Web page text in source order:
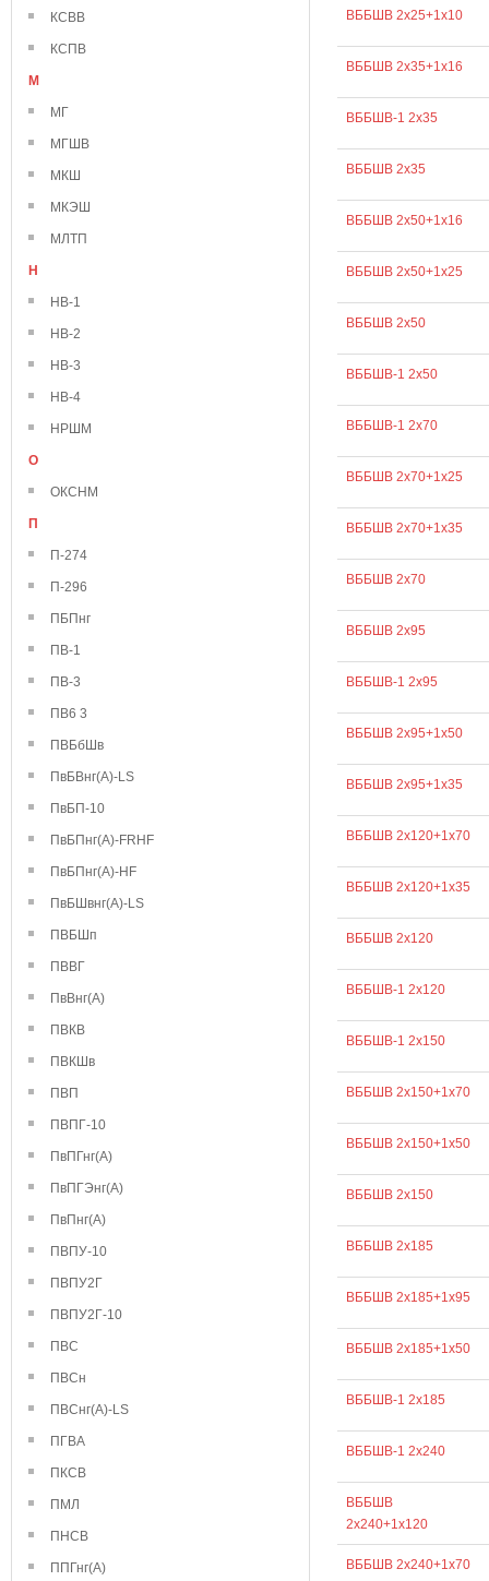
КСВВ
КСПВ
М
МГ
МГШВ
МКШ
МКЭШ
МЛТП
Н
НВ-1
НВ-2
НВ-3
НВ-4
НРШМ
О
ОКСНМ
П
П-274
П-296
ПБПнг
ПВ-1
ПВ-3
ПВ6 3
ПВБбШв
ПвБВнг(А)-LS
ПвБП-10
ПвБПнг(А)-FRHF
ПвБПнг(А)-HF
ПвБШвнг(А)-LS
ПВБШп
ПВВГ
ПвВнг(А)
ПВКВ
ПВКШв
ПВП
ПВПГ-10
ПвПГнг(А)
ПвПГЭнг(А)
ПвПнг(А)
ПВПУ-10
ПВПУ2Г
ПВПУ2Г-10
ПВС
ПВСн
ПВСнг(А)-LS
ПГВА
ПКСВ
ПМЛ
ПНСВ
ППГнг(А)
ВББШВ 2х25+1х10
ВББШВ 2х35+1х16
ВББШВ-1 2х35
ВББШВ 2х35
ВББШВ 2х50+1х16
ВББШВ 2х50+1х25
ВББШВ 2х50
ВББШВ-1 2х50
ВББШВ-1 2х70
ВББШВ 2х70+1х25
ВББШВ 2х70+1х35
ВББШВ 2х70
ВББШВ 2х95
ВББШВ-1 2х95
ВББШВ 2х95+1х50
ВББШВ 2х95+1х35
ВББШВ 2х120+1х70
ВББШВ 2х120+1х35
ВББШВ 2х120
ВББШВ-1 2х120
ВББШВ-1 2х150
ВББШВ 2х150+1х70
ВББШВ 2х150+1х50
ВББШВ 2х150
ВББШВ 2х185
ВББШВ 2х185+1х95
ВББШВ 2х185+1х50
ВББШВ-1 2х185
ВББШВ-1 2х240
ВББШВ
2х240+1х120
ВББШВ 2х240+1х70